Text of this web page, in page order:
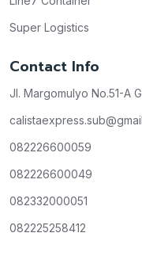
Super Logistics
Contact Info
Jl. Margomulyo No.51-A
082226600059
082226600049
082332000051
082225258412